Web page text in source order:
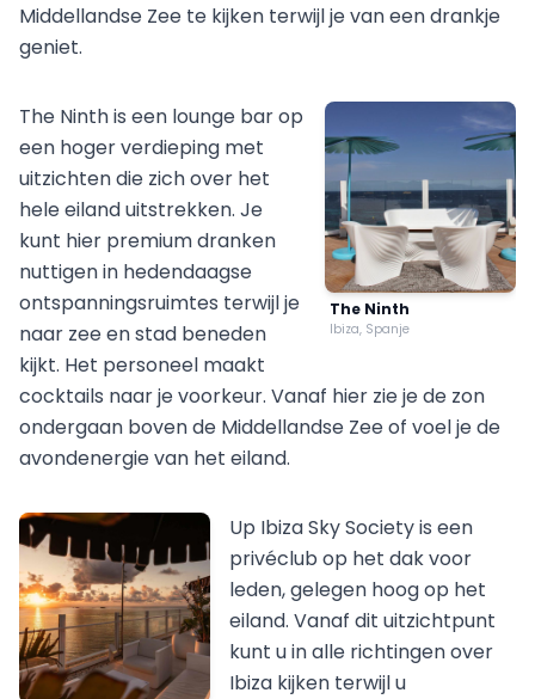
Middellandse Zee te kijken terwijl je van een drankje
geniet.
The Ninth
Ibiza, Spanje
The Ninth is een lounge bar op
een hoger verdieping met
uitzichten die zich over het
hele eiland uitstrekken. Je
kunt hier premium dranken
nuttigen in hedendaagse
ontspanningsruimtes terwijl je
naar zee en stad beneden
kijkt. Het personeel maakt
cocktails naar je voorkeur. Vanaf hier zie je de zon
ondergaan boven de Middellandse Zee of voel je de
avondenergie van het eiland.
Up Ibiza Sky Society is een
privéclub op het dak voor
leden, gelegen hoog op het
eiland. Vanaf dit uitzichtpunt
kunt u in alle richtingen over
Ibiza kijken terwijl u